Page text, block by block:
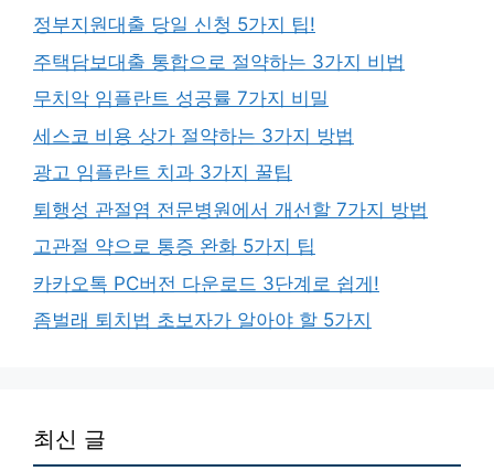
정부지원대출 당일 신청 5가지 팁!
주택담보대출 통합으로 절약하는 3가지 비법
무치악 임플란트 성공률 7가지 비밀
세스코 비용 상가 절약하는 3가지 방법
광고 임플란트 치과 3가지 꿀팁
퇴행성 관절염 전문병원에서 개선할 7가지 방법
고관절 약으로 통증 완화 5가지 팁
카카오톡 PC버전 다운로드 3단계로 쉽게!
좀벌래 퇴치법 초보자가 알아야 할 5가지
최신 글